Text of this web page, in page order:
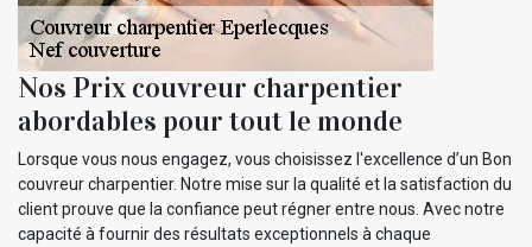
Nos Prix couvreur charpentier
abordables pour tout le monde
Lorsque vous nous engagez, vous choisissez l'excellence d’un Bon
couvreur charpentier. Notre mise sur la qualité et la satisfaction du
client prouve que la confiance peut régner entre nous. Avec notre
capacité à fournir des résultats exceptionnels à chaque